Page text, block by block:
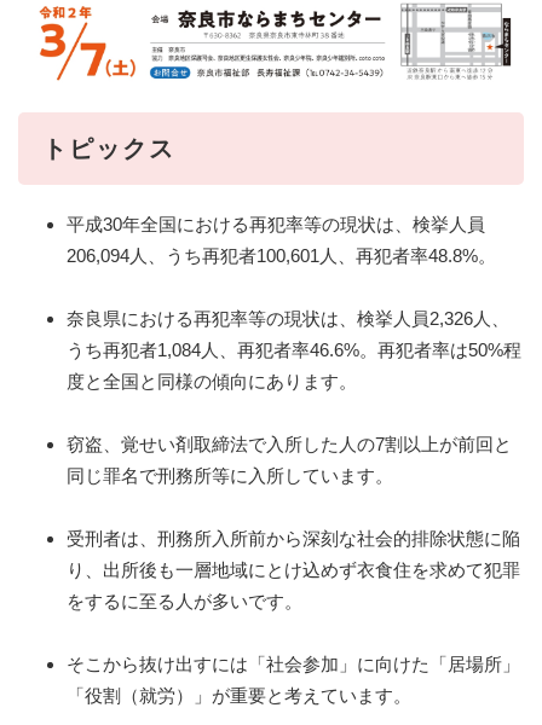
トピックス
平成30年全国における再犯率等の現状は、検挙人員
206,094人、うち再犯者100,601人、再犯者率48.8%。
奈良県における再犯率等の現状は、検挙人員2,326人、
うち再犯者1,084人、再犯者率46.6%。再犯者率は50%程
度と全国と同様の傾向にあります。
窃盗、覚せい剤取締法で入所した人の7割以上が前回と
同じ罪名で刑務所等に入所しています。
受刑者は、刑務所入所前から深刻な社会的排除状態に陥
り、出所後も一層地域にとけ込めず衣食住を求めて犯罪
をするに至る人が多いです。
そこから抜け出すには「社会参加」に向けた「居場所」
「役割（就労）」が重要と考えています。